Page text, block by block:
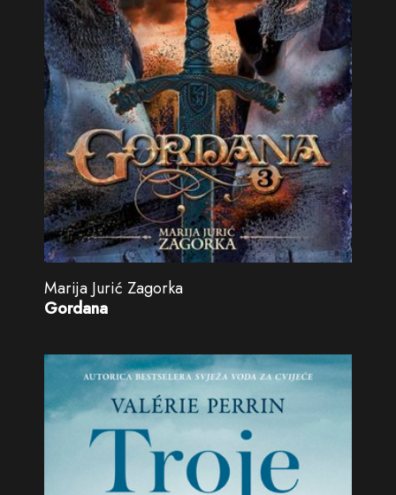
Marija Jurić Zagorka
Gordana